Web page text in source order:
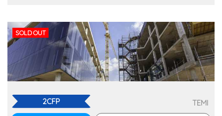
SOLD OUT
2CFP TEMI